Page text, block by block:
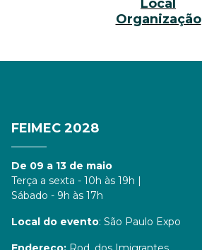
Local
Organização
FEIMEC 2028
De 09 a 13 de maio
Terça a sexta - 10h às 19h |
Sábado - 9h às 17h
Local do evento: São Paulo Expo